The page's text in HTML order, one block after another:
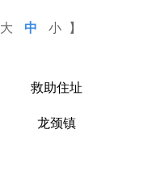
大 中 小 】
救助住址
龙颈镇